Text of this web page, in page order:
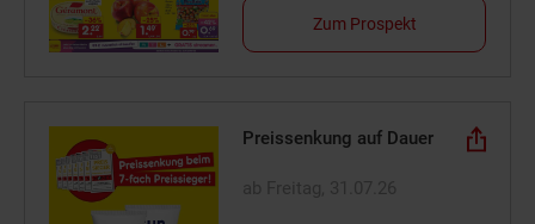
Zum Prospekt
Preissenkung auf Dauer